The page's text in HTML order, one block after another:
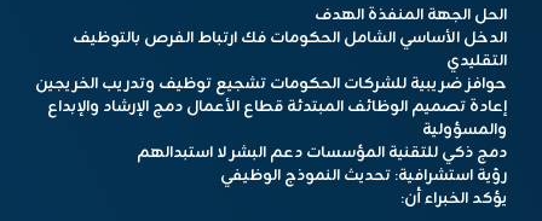
الحل الجهة المنفذة الهدف
الدخل الأساسي الشامل الحكومات فك ارتباط الفرص بالتوظيف
التقليدي
حوافز ضريبية للشركات الحكومات تشجيع توظيف وتدريب الخريجين
إعادة تصميم الوظائف المبتدئة قطاع الأعمال دمج الإرشاد والإبداع
والمسؤولية
دمج ذكي للتقنية المؤسسات دعم البشر لا استبدالهم
رؤية استشرافية: تحديث النموذج الوظيفي
يؤكد الخبراء أن: